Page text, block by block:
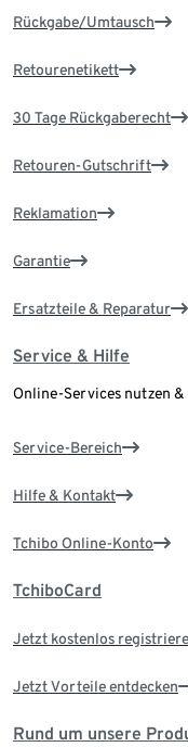
Rückgabe/Umtausch
Retourenetikett
30 Tage Rückgaberecht
Retouren-Gutschrift
Reklamation
Garantie
Ersatzteile & Reparatur
Service & Hilfe
Online-Services nutzen
Service-Bereich
Hilfe & Kontakt
Tchibo Online-Konto
TchiboCard
Jetzt kostenlos
Jetzt Vorteile entdecken
Rund um unsere